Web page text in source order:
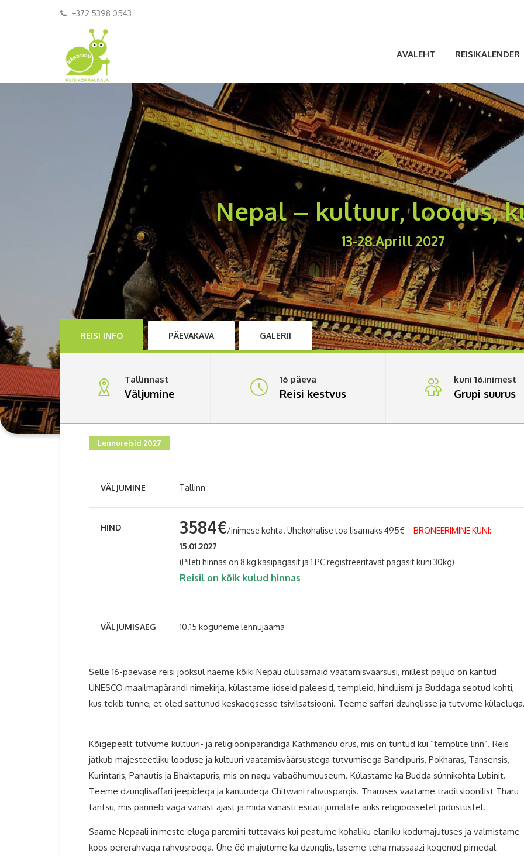
+372 5398 0543
AVALEHT REISIKALENDER
Nepal – kultuur, loodus,
13-28.Aprill 2027
REISI INFO PÄEVAKAVA GALERII
Tallinnast
Väljumine
16 päeva
Reisi kestvus
kuni 16.inimest
Grupi suurus
Lennureisid 2027
VÄLJUMINE Tallinn
HIND 3584€/inimese kohta. Ühekohalise toa lisamaks 495€ – BRONEERIMINE KUNI:
15.01.2027
(Pileti hinnas on 8 kg käsipagasit ja 1 PC registreeritavat pagasit kuni 30kg)
Reisil on kõik kulud hinnas
VÄLJUMISAEG 10.15 koguneme lennujaama
Selle 16-päevase reisi jooksul näeme kõiki Nepali olulisamaid vaatamisväärsusi, millest paljud on kantud
UNESCO maailmapärandi nimekirja, külastame iidseid paleesid, templeid, hinduismi ja Buddaga seotud kohti,
kus tekib tunne, et oled sattunud keskaegsesse tsivilsatsiooni. Teeme saffari dzunglisse ja tutvume külaeluga.
Kõigepealt tutvume kultuuri- ja religioonipärandiga Kathmandu orus, mis on tuntud kui “templite linn”. Reis
jätkub majesteetliku looduse ja kultuuri vaatamisväärsustega tutvumisega Bandipuris, Pokharas, Tansensis,
Kurintaris, Panautis ja Bhaktapuris, mis on nagu vabaõhumuuseum. Külastame ka Budda sünnikohta Lubinit.
Teeme dzunglisaffari jeepidega ja kanuudega Chitwani rahvuspargis. Tharuses vaatame traditsioonilist Tharu
tantsu, mis pärineb väga vanast ajast ja mida vanasti esitati jumalate auks religioossetel pidustustel.
Saame Nepaali inimeste eluga paremini tuttavaks kui peatume kohaliku elaniku kodumajutuses ja valmistame
koos pererahvaga rahvusrooga. Ühe öö majutume ka dzunglis, laseme teha massaazi kogenud pimedal